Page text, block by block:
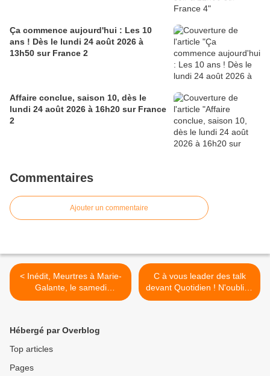
Ça commence aujourd'hui : Les 10
ans ! Dès le lundi 24 août 2026 à
13h50 sur France 2
Affaire conclue, saison 10, dès le
lundi 24 août 2026 à 16h20 sur France
2
Commentaires
Ajouter un commentaire
< Inédit, Meurtres à Marie-
Galante, le samedi
06/11/2021 à 21h05 sur
C à vous leader des talk
devant Quotidien ! N'oubliez
pas les paroles et Un si
Hébergé par Overblog
Top articles
Pages